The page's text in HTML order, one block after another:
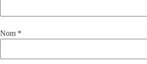
Nom *